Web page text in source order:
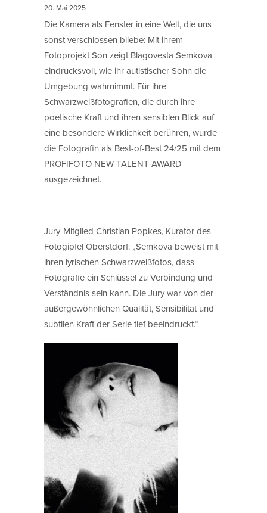
20. Mai 2025
Die Kamera als Fenster in eine Welt, die uns
sonst verschlossen bliebe: Mit ihrem
Fotoprojekt Son zeigt Blagovesta Semkova
eindrucksvoll, wie ihr autistischer Sohn die
Umgebung wahrnimmt. Für ihre
Schwarzweißfotografien, die durch ihre
poetische Kraft und ihren sensiblen Blick auf
eine besondere Wirklichkeit berühren, wurde
die Fotografin als Best-of-Best 24/25 mit dem
PROFIFOTO NEW TALENT AWARD
ausgezeichnet.
Jury-Mitglied Christian Popkes, Kurator des
Fotogipfel Oberstdorf: „Semkova beweist mit
ihren lyrischen Schwarzweißfotos, dass
Fotografie ein Schlüssel zu Verbindung und
Verständnis sein kann. Die Jury war von der
außergewöhnlichen Qualität, Sensibilität und
subtilen Kraft der Serie tief beeindruckt.“